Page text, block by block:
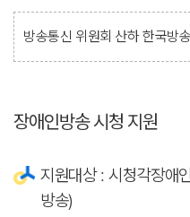
방송통신 위원회 산하 한국
장애인방송 시청 지원
지원대상 : 시청각장애
방송)